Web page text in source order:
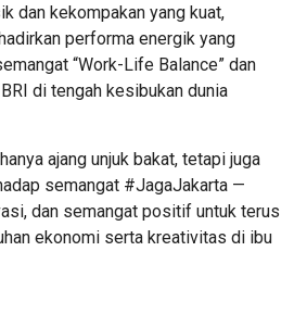
dan kekompakan yang kuat,
performa energik yang
“Work-Life Balance” dan
di tengah kesibukan dunia
ajang unjuk bakat, tetapi juga
semangat #JagaJakarta —
dan semangat positif untuk terus
ekonomi serta kreativitas di ibu